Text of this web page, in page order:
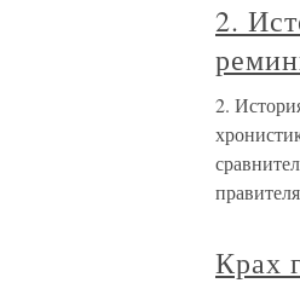
2.
2.
Крах